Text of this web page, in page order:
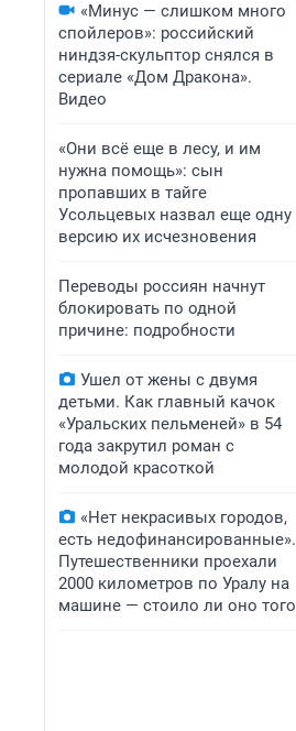
«Минус — слишком много
спойлеров»: российский
ниндзя-скульптор снялся в
сериале «Дом Дракона».
Видео
«Они всё еще в лесу, и им
нужна помощь»: сын
пропавших в тайге
Усольцевых назвал еще одну
версию их исчезновения
Переводы россиян начнут
блокировать по одной
причине: подробности
Ушел от жены с двумя
детьми. Как главный качок
«Уральских пельменей» в 54
года закрутил роман с
молодой красоткой
«Нет некрасивых городов,
есть недофинансированные».
Путешественники проехали
2000 километров по Уралу на
машине — стоило ли оно того